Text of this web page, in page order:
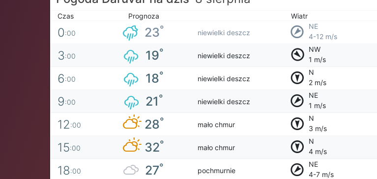
Czas Prognoza Wiatr
0:00 23° niewielki deszcz
NE
4-12 m/s
3:00 19° niewielki deszcz
NW
1 m/s
6:00 18° niewielki deszcz
N
2 m/s
9:00 21° niewielki deszcz
NE
1 m/s
12:00 28° mało chmur
N
3 m/s
15:00 32° mało chmur
N
4 m/s
18:00 27° pochmurnie
NE
4-7 m/s